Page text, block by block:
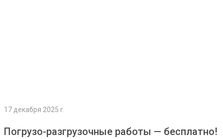
17 декабря 2025 г.
Погрузо-разгрузочные работы — бесплатно!